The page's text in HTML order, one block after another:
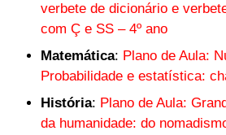
verbete de dicionário e
com Ç e SS – 4º ano
Matemática: Plano de Aula:
Probabilidade e estatística:
História: Plano de Aula:
da humanidade: do